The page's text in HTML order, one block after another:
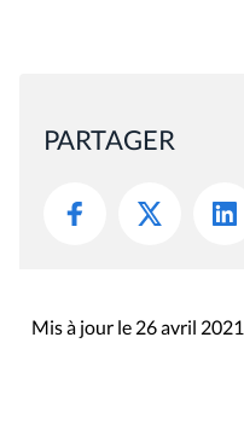
PARTAGER
Mis à jour le 26 avril 2021